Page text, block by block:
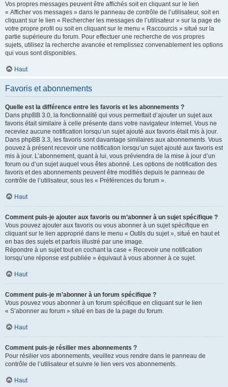
Vos propres messages peuvent être affichés soit en cliquant sur le lien
« Afficher vos messages » dans le panneau de contrôle de l’utilisateur, soit en
cliquant sur le lien « Rechercher les messages de l’utilisateur » sur la page de
votre propre profil ou soit en cliquant sur le menu « Raccourcis » situé sur la
partie supérieure du forum. Pour effectuer une recherche de vos propres
sujets, utilisez la recherche avancée et remplissez convenablement les options
qui vous sont disponibles.
Haut
Favoris et abonnements
Quelle est la différence entre les favoris et les abonnements ?
Dans phpBB 3.0, la fonctionnalité qui vous permettait d’ajouter un sujet aux
favoris était similaire à celle présente dans votre navigateur internet. Vous ne
receviez aucune notification lorsqu’un sujet ajouté aux favoris était mis à jour.
Dans phpBB 3.3, les favoris sont davantage similaires aux abonnements. Vous
pouvez à présent recevoir une notification lorsqu’un sujet ajouté aux favoris est
mis à jour. L’abonnement, quant à lui, vous préviendra de la mise à jour d’un
forum ou d’un sujet auquel vous êtes abonné. Les options de notification des
favoris et des abonnements peuvent être modifiés depuis le panneau de
contrôle de l’utilisateur, sous les « Préférences du forum ».
Haut
Comment puis-je ajouter aux favoris ou m’abonner à un sujet spécifique ?
Vous pouvez ajouter aux favoris ou vous abonner à un sujet spécifique en
cliquant sur le lien approprié dans le menu « Outils du sujet », situé en haut et
en bas des sujets et parfois illustré par une image.
Répondre à un sujet tout en cochant la case « Recevoir une notification
lorsqu’une réponse est publiée » équivaut à vous abonner à ce sujet.
Haut
Comment puis-je m’abonner à un forum spécifique ?
Vous pouvez vous abonner à un forum spécifique en cliquant sur le lien
« S’abonner au forum » situé en bas de la page du forum.
Haut
Comment puis-je résilier mes abonnements ?
Pour résilier vos abonnements, veuillez vous rendre dans le panneau de
contrôle de l’utilisateur et suivre le lien vers vos abonnements.
Haut